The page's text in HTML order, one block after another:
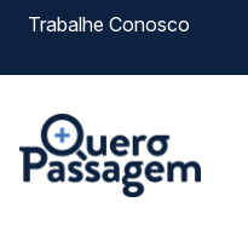
Trabalhe Conosco